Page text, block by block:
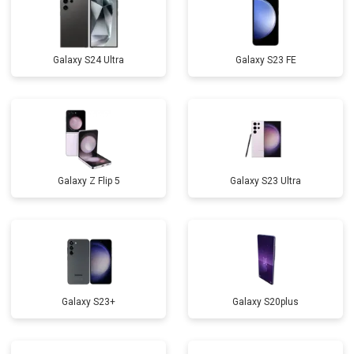
Galaxy S24 Ultra Galaxy S23 FE
Galaxy Z Flip 5 Galaxy S23 Ultra
Galaxy S23+ Galaxy S20plus